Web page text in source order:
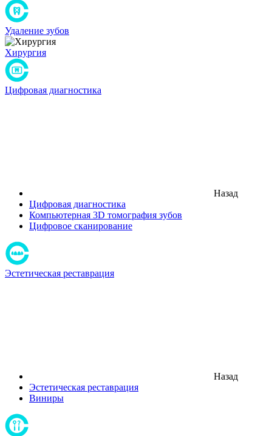
Удаление зубов
Хирургия
Цифровая диагностика
Назад
Цифровая диагностика
Компьютерная 3D томография зубов
Цифровое сканирование
Эстетическая реставрация
Назад
Эстетическая реставрация
Виниры